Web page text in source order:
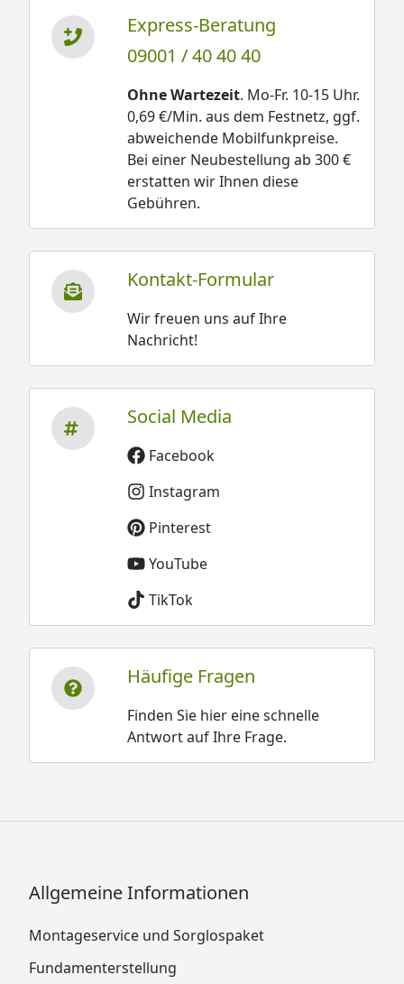
Express-Beratung
09001 / 40 40 40
Ohne Wartezeit. Mo-Fr. 10-15 Uhr.
0,69 €/Min. aus dem Festnetz, ggf.
abweichende Mobilfunkpreise.
Bei einer Neubestellung ab 300 €
erstatten wir Ihnen diese
Gebühren.
Kontakt-Formular
Wir freuen uns auf Ihre
Nachricht!
Social Media
Facebook
Instagram
Pinterest
YouTube
TikTok
Häufige Fragen
Finden Sie hier eine schnelle
Antwort auf Ihre Frage.
Allgemeine Informationen
Montageservice und Sorglospaket
Fundamenterstellung